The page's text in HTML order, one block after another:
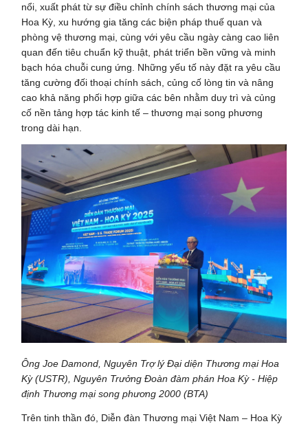
nổi, xuất phát từ sự điều chỉnh chính sách thương mại của
Hoa Kỳ, xu hướng gia tăng các biện pháp thuế quan và
phòng vệ thương mại, cùng với yêu cầu ngày càng cao liên
quan đến tiêu chuẩn kỹ thuật, phát triển bền vững và minh
bạch hóa chuỗi cung ứng. Những yếu tố này đặt ra yêu cầu
tăng cường đối thoại chính sách, củng cố lòng tin và nâng
cao khả năng phối hợp giữa các bên nhằm duy trì và củng
cố nền tảng hợp tác kinh tế – thương mại song phương
trong dài hạn.
Ông Joe Damond, Nguyên Trợ lý Đại diện Thương mại Hoa
Kỳ (USTR), Nguyên Trưởng Đoàn đàm phán Hoa Kỳ - Hiệp
định Thương mại song phương 2000 (BTA)
Trên tinh thần đó, Diễn đàn Thương mại Việt Nam – Hoa Kỳ